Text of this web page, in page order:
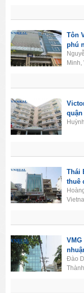
Tôn
phú
Minh,
Thái
thuê
Đào